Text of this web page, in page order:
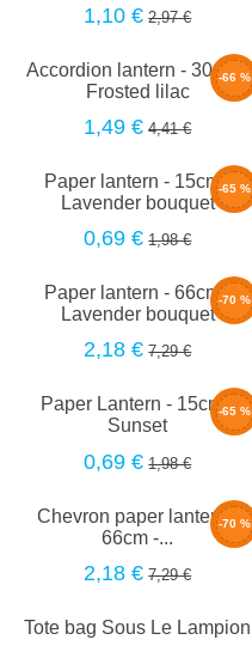
1,10 € 2,97 €
-66 %
Accordion lantern - 30cm -
Frosted lilac
1,49 € 4,41 €
-65 %
Paper lantern - 15cm -
Lavender bouquet
0,69 € 1,98 €
-70 %
Paper lantern - 66cm -
Lavender bouquet
2,18 € 7,29 €
-65 %
Paper Lantern - 15cm -
Sunset
0,69 € 1,98 €
-70 %
Chevron paper lantern -
66cm -...
2,18 € 7,29 €
Tote bag Sous Le Lampion